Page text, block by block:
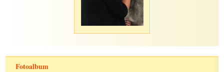
Fotoalbum